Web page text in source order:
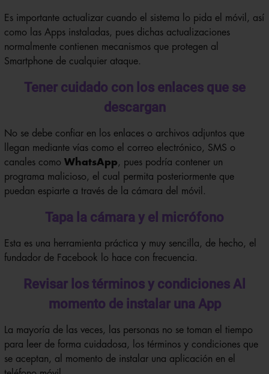
Es importante actualizar cuando el sistema lo pida el móvil, así
como las Apps instaladas, pues dichas actualizaciones
normalmente contienen mecanismos que protegen al
Smartphone de cualquier ataque.
Tener cuidado con los enlaces que se
descargan
No se debe confiar en los enlaces o archivos adjuntos que
llegan mediante vías como el correo electrónico, SMS o
canales como WhatsApp, pues podría contener un
programa malicioso, el cual permita posteriormente que
puedan espiarte a través de la cámara del móvil.
Tapa la cámara y el micrófono
Esta es una herramienta práctica y muy sencilla, de hecho, el
fundador de Facebook lo hace con frecuencia.
Revisar los términos y condiciones Al
momento de instalar una App
La mayoría de las veces, las personas no se toman el tiempo
para leer de forma cuidadosa, los términos y condiciones que
se aceptan, al momento de instalar una aplicación en el